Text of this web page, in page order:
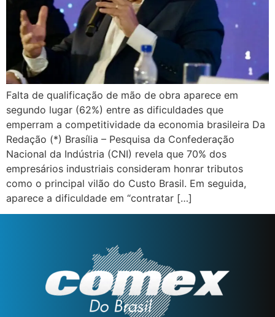
Falta de qualificação de mão de obra aparece em
segundo lugar (62%) entre as dificuldades que
emperram a competitividade da economia brasileira Da
Redação (*) Brasília – Pesquisa da Confederação
Nacional da Indústria (CNI) revela que 70% dos
empresários industriais consideram honrar tributos
como o principal vilão do Custo Brasil. Em seguida,
aparece a dificuldade em “contratar […]